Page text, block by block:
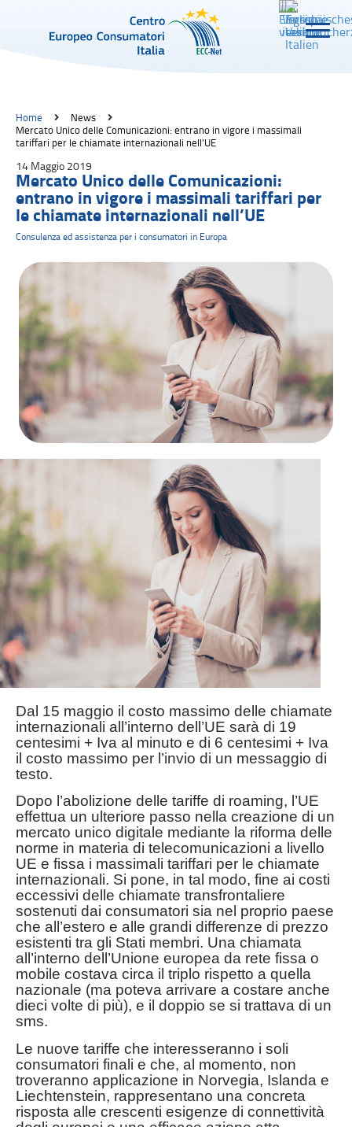
Home
News
Mercato Unico delle Comunicazioni: entrano in vigore i massimali
tariffari per le chiamate internazionali nell’UE
14 Maggio 2019
Mercato Unico delle Comunicazioni:
entrano in vigore i massimali tariffari per
le chiamate internazionali nell’UE
Consulenza ed assistenza per i consumatori in Europa
Dal 15 maggio il costo massimo delle chiamate
internazionali all’interno dell’UE sarà di 19
centesimi + Iva al minuto e di 6 centesimi + Iva
il costo massimo per l’invio di un messaggio di
testo.
Dopo l’abolizione delle tariffe di roaming, l’UE
effettua un ulteriore passo nella creazione di un
mercato unico digitale mediante la riforma delle
norme in materia di telecomunicazioni a livello
UE e fissa i massimali tariffari per le chiamate
internazionali. Si pone, in tal modo, fine ai costi
eccessivi delle chiamate transfrontaliere
sostenuti dai consumatori sia nel proprio paese
che all’estero e alle grandi differenze di prezzo
esistenti tra gli Stati membri. Una chiamata
all’interno dell’Unione europea da rete fissa o
mobile costava circa il triplo rispetto a quella
nazionale (ma poteva arrivare a costare anche
dieci volte di più), e il doppio se si trattava di un
sms.
Le nuove tariffe che interesseranno i soli
consumatori finali e che, al momento, non
troveranno applicazione in Norvegia, Islanda e
Liechtenstein, rappresentano una concreta
risposta alle crescenti esigenze di connettività